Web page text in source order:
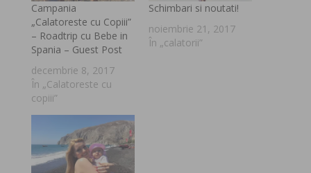
Campania
„Calatoreste cu Copiii”
– Roadtrip cu Bebe in
Spania – Guest Post
decembrie 8, 2017
În „Calatoreste cu
copiii”
Schimbari si noutati!
noiembrie 21, 2017
În „calatorii”